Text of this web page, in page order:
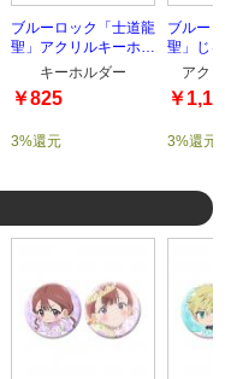
ブルーロック「士道龍
聖」アクリルキーホル
キーホルダー
￥825
3%還元
ブルー
聖」じ
ルスタ
アク
￥
3%還元